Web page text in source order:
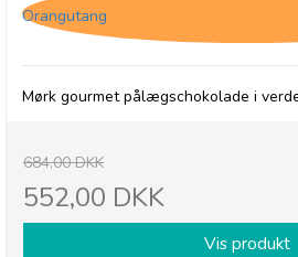
Orangutang
Mørk gourmet pålægschokolade i
684,00 DKK
552,00 DKK
Vis produkt